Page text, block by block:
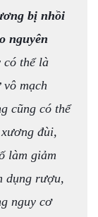
bị nhồi
nguyên
có thể là
mạch
cũng có thể
đùi,
làm giảm
dụng rượu,
nguy cơ